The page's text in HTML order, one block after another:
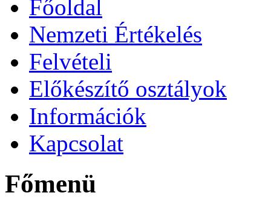
Főoldal
Nemzeti Értékelés
Felvételi
Előkészítő osztályok
Információk
Kapcsolat
Főmenü